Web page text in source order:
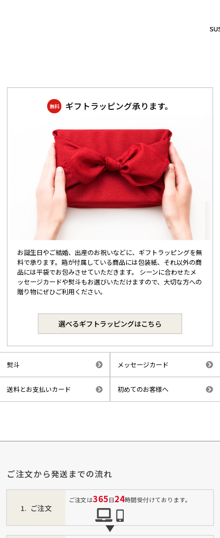
無料 ギフトラッピング承ります。
お誕生日やご結婚、出産のお祝いなどに、ギフトラッピングを無
料で承ります。箱が付属している商品には包装紙、それ以外の商
品には平袋でお包みさせていただきます。 シーンに合わせたメ
ッセージカードや熨斗もお選びいただけますので、大切な方への
贈り物にぜひご利用ください。
選べるギフトラッピングはこちら
熨斗 メッセージカード
送料とお支払いカード 初めてのお客様へ
ご注文から発送までの流れ
ご注文
ご注文は365日24時間受付けております。